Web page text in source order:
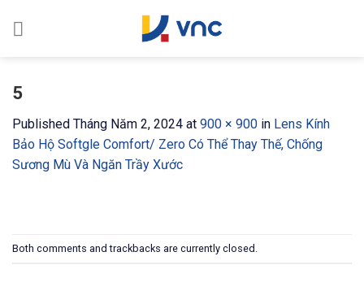
5
Published Tháng Năm 2, 2024 at 900 × 900 in Lens Kính
Bảo Hộ Softgle Comfort/ Zero Có Thể Thay Thế, Chống
Sương Mù Và Ngăn Trầy Xước
Both comments and trackbacks are currently closed.